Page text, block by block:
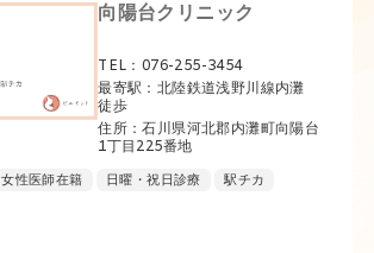
向陽台クリニック
TEL：076-255-3454
最寄駅：北陸鉄道浅野川線内灘
徒歩
住所：石川県河北郡内灘町向陽台
1丁目225番地
女性医師在籍 日曜・祝日診療
駅チカ